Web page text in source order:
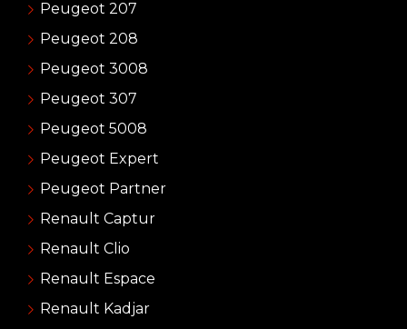
Peugeot 207
Peugeot 208
Peugeot 3008
Peugeot 307
Peugeot 5008
Peugeot Expert
Peugeot Partner
Renault Captur
Renault Clio
Renault Espace
Renault Kadjar